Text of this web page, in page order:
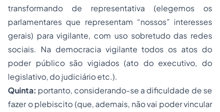
transformando de representativa (elegemos os
parlamentares que representam “nossos” interesses
gerais) para vigilante, com uso sobretudo das redes
sociais. Na democracia vigilante todos os atos do
poder público são vigiados (ato do executivo, do
legislativo, do judiciário etc.).
Quinta: portanto, considerando-se a dificuldade de se
fazer o plebiscito (que, ademais, não vai poder vincular